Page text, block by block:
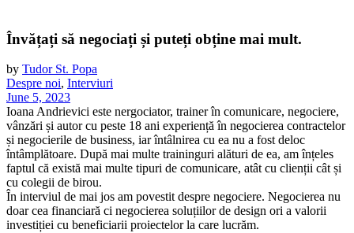
Învățați să negociați și puteți obține mai mult.
by Tudor St. Popa
Despre noi, Interviuri
June 5, 2023
Ioana Andrievici este nergociator, trainer în comunicare, negociere,
vânzări și autor cu peste 18 ani experiență în negocierea contractelor
și negocierile de business, iar întâlnirea cu ea nu a fost deloc
întâmplătoare. După mai multe traininguri alături de ea, am înțeles
faptul că există mai multe tipuri de comunicare, atât cu clienții cât și
cu colegii de birou.
În interviul de mai jos am povestit despre negociere. Negocierea nu
doar cea financiară ci negocierea soluțiilor de design ori a valorii
investiției cu beneficiarii proiectelor la care lucrăm.